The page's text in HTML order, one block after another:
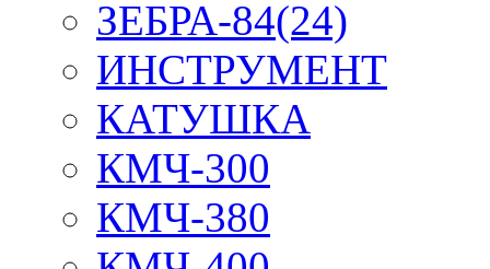
ЗЕБРА-84(24)
ИНСТРУМЕНТ
КАТУШКА
КМЧ-300
КМЧ-380